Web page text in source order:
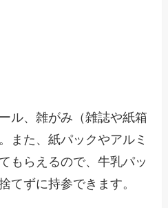
ル、雑がみ（雑誌や紙箱
また、紙パックやアルミ
もらえるので、牛乳パッ
てずに持参できます。